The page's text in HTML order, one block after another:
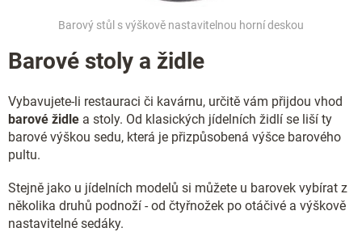
Barový stůl s výškově nastavitelnou horní deskou
Barové stoly a židle
Vybavujete-li restauraci či kavárnu, určitě vám přijdou vhod
barové židle a stoly. Od klasických jídelních židlí se liší ty
barové výškou sedu, která je přizpůsobená výšce barového
pultu.
Stejně jako u jídelních modelů si můžete u barovek vybírat z
několika druhů podnoží - od čtyřnožek po otáčivé a výškově
nastavitelné sedáky.